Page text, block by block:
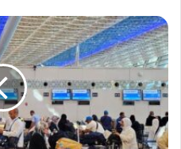
مصر
للطيران
تواصل
جسرها
الجوي
لعودة
حجاج
بيت